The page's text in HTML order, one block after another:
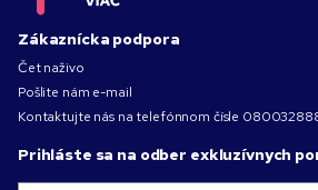
Zákaznícka podpora
Čet naživo
Pošlite nám e-mail
Kontaktujte nás na telefónnom čísle
Prihláste sa na odber exkluzívnych